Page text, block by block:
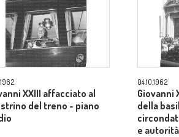
XXIII affacciato al
del treno - piano
04.10.1962
Giovanni
della
e